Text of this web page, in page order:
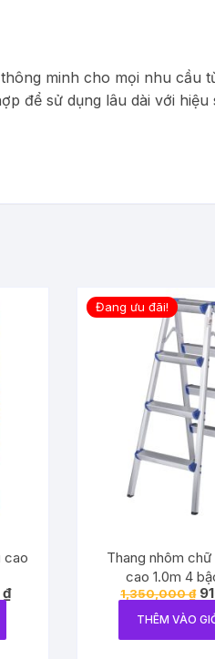
minh cho mọi nhu cầu
để sử dụng lâu dài với hiệu
cao
₫Giá
hiện
Đang ưu đãi!
Thang nhôm
cao 1.0m 4
1,350,000₫
là:
THÊM VÀO